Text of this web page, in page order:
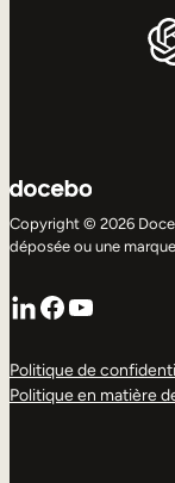
Copyright © 2026
déposée ou une
LinkedIn
Facebook
YouTube
Politique de
Politique en matière